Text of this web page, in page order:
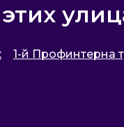
1-й Профинтерна